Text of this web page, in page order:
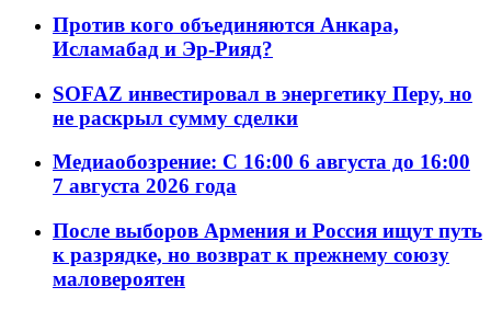
Против кого объединяются Анкара,
Исламабад и Эр-Рияд?
SOFAZ инвестировал в энергетику Перу, но
не раскрыл сумму сделки
Медиаобозрение: С 16:00 6 августа до 16:00
7 августа 2026 года
После выборов Армения и Россия ищут путь
к разрядке, но возврат к прежнему союзу
маловероятен